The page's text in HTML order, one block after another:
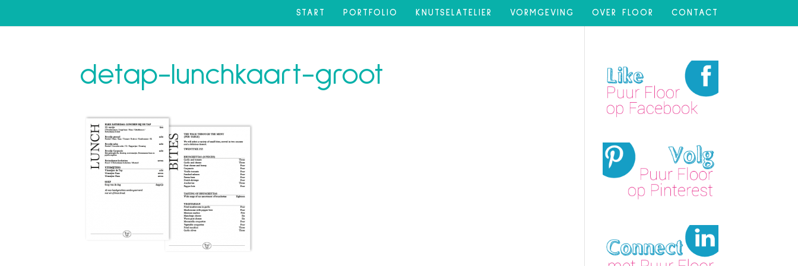
START PORTFOLIO KNUTSELATELIER VORMGEVING OVER FLOOR CONTACT
detap-lunchkaart-groot